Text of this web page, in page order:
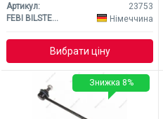
Артикул:
23753
FEBI BILSTEIN
Німеччина
Вибрати ціну
Знижка 8%